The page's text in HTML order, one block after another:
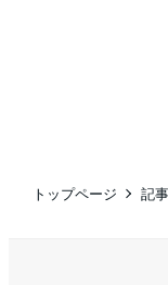
トップページ 記